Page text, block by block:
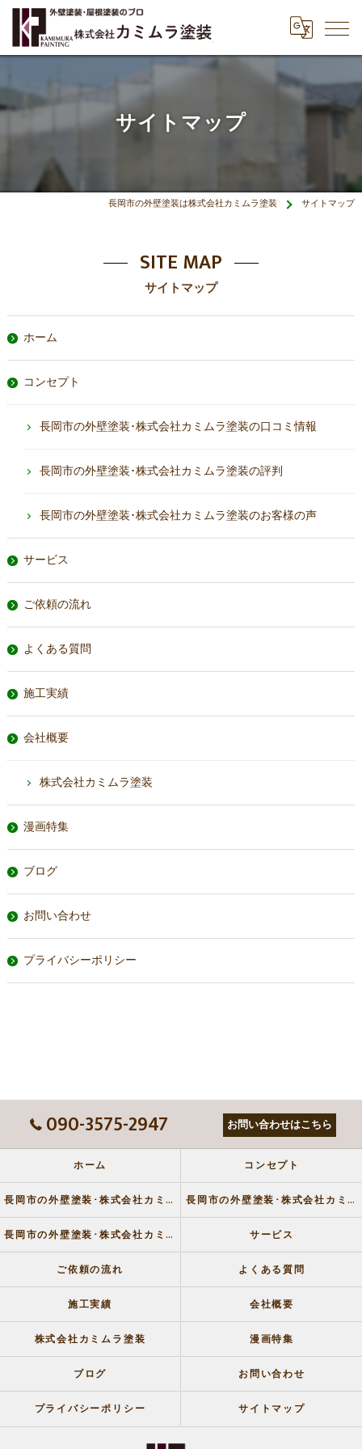
サイトマップ
長岡市の外壁塗装は株式会社カミムラ塗装 サイトマップ
サイトマップ
SITE MAP
ホーム
コンセプト
長岡市の外壁塗装･株式会社カミムラ塗装の口コミ情報
長岡市の外壁塗装･株式会社カミムラ塗装の評判
長岡市の外壁塗装･株式会社カミムラ塗装のお客様の声
サービス
ご依頼の流れ
よくある質問
施工実績
会社概要
株式会社カミムラ塗装
漫画特集
ブログ
お問い合わせ
プライバシーポリシー
090-3575-2947 お問い合わせはこちら
ホーム コンセプト
長岡市の外壁塗装･株式会社カミムラ塗装の口コミ情報 長岡市の外壁塗装･株式会社カミムラ塗装の評判
長岡市の外壁塗装･株式会社カミムラ塗装のお客様の声 サービス
ご依頼の流れ よくある質問
施工実績 会社概要
株式会社カミムラ塗装 漫画特集
ブログ お問い合わせ
プライバシーポリシー サイトマップ